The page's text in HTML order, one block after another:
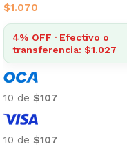
$1.044
4% OFF · Efectivo o
transferencia: $1.002
10 de $104
10 de $104